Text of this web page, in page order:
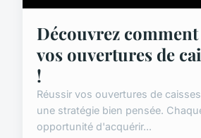
Découvrez
vos ouvertures de
!
Réussir vos ouvertures de
une stratégie bien pensée.
opportunité d'acquérir...